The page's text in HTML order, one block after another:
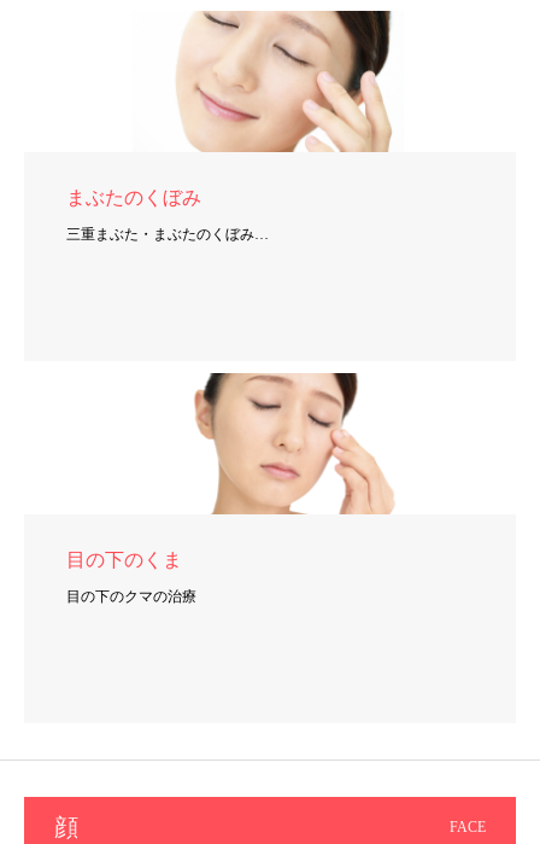
まぶたのくぼみ
三重まぶた・まぶたのくぼみ…
目の下のくま
目の下のクマの治療
顔 FACE